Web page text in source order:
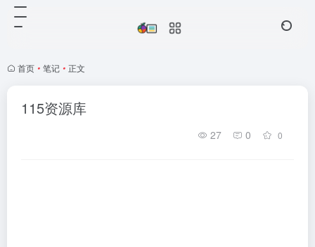
首页 • 笔记 • 正文
115资源库
27 0 0